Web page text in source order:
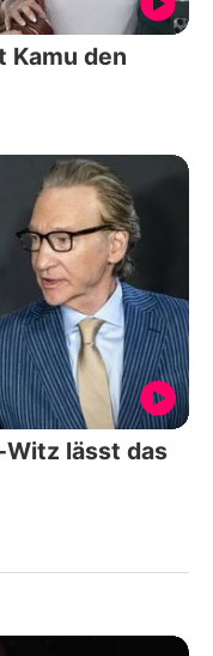
Kamu den
Witz lässt das